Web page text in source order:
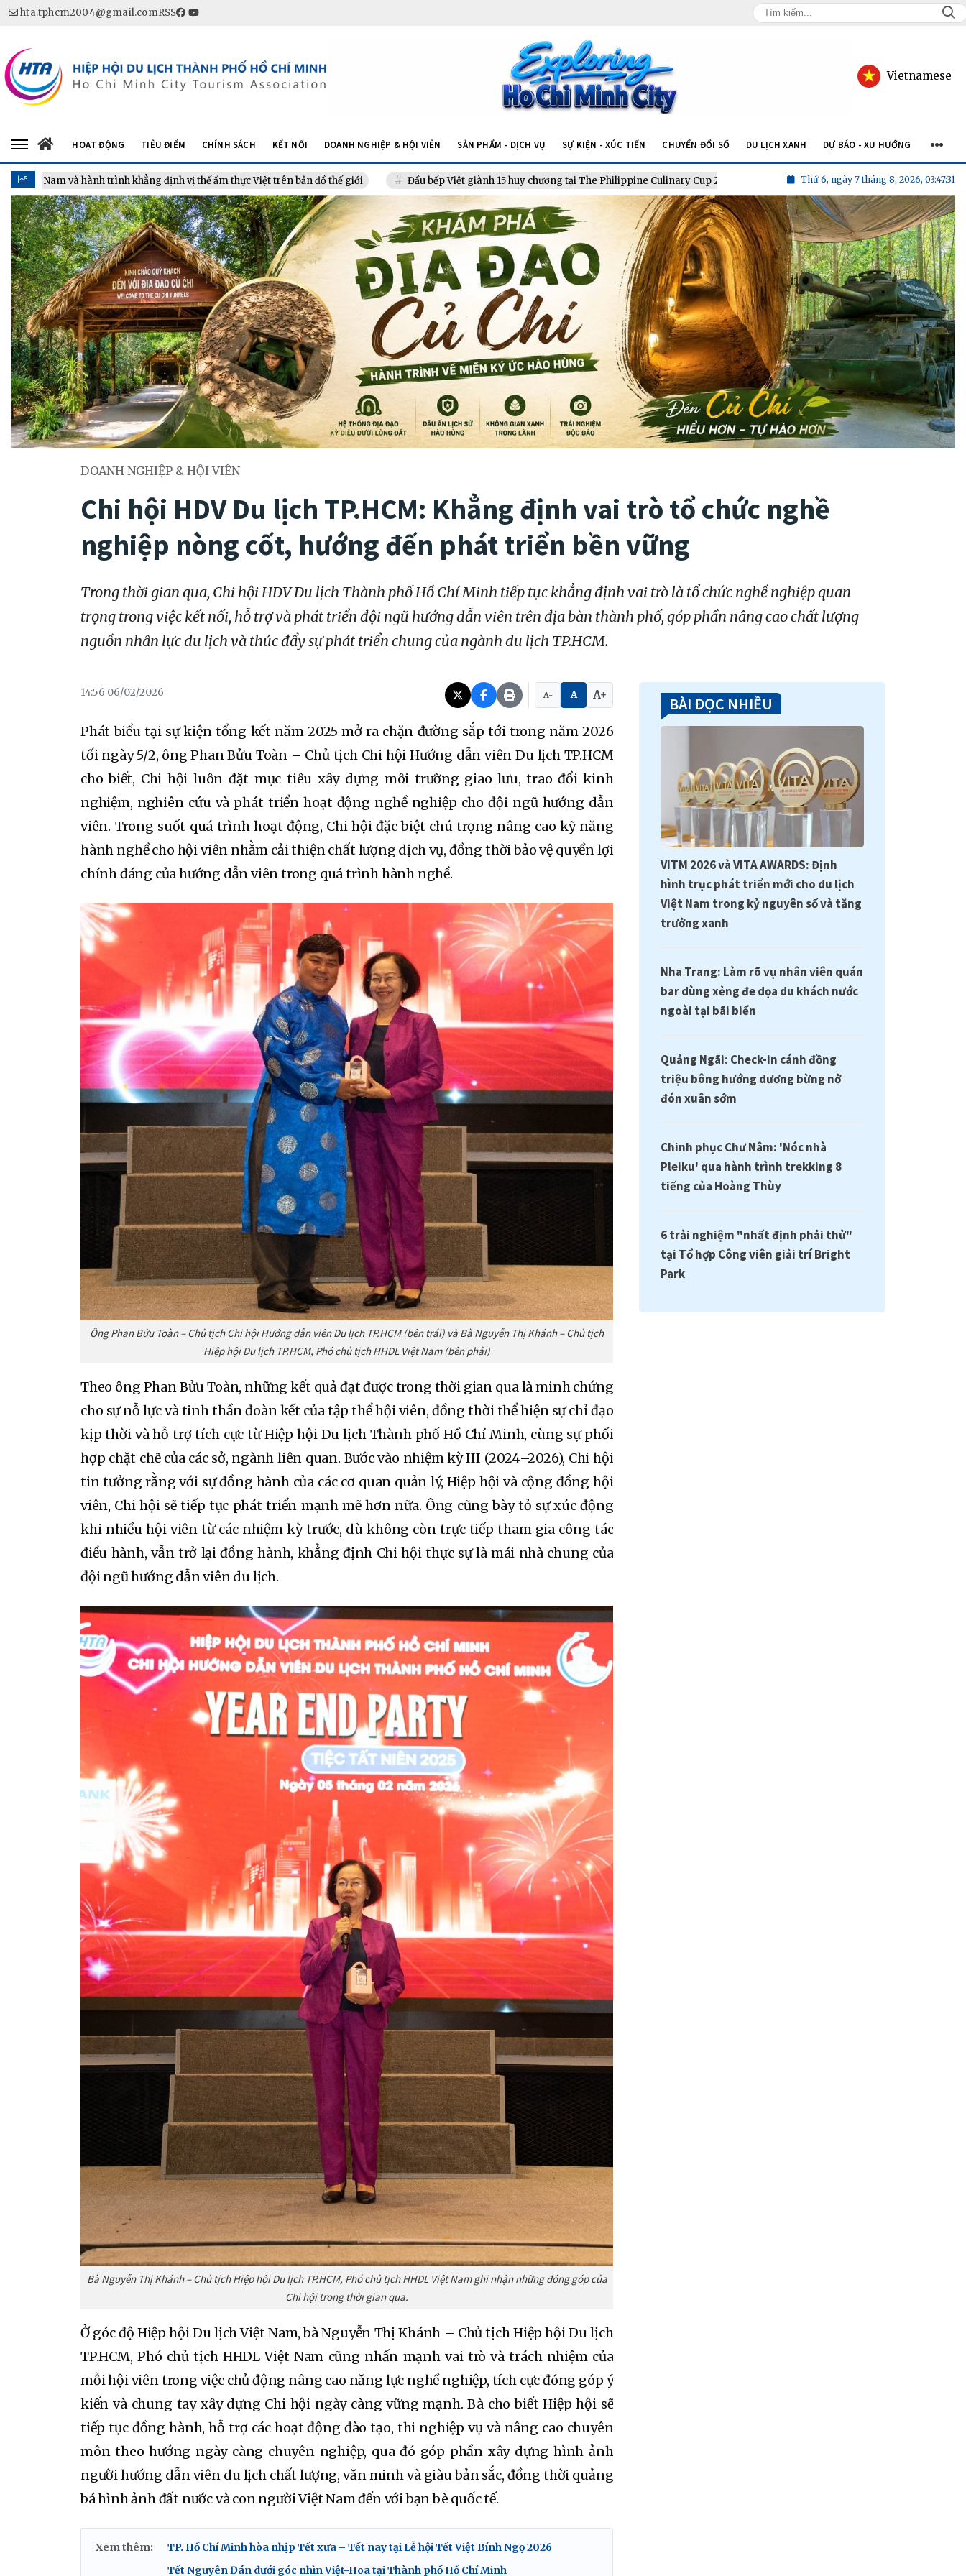
hta.tphcm2004@gmail.comRSS
Vietnamese
trình khẳng định vị thế ẩm thực Việt trên bản đồ thế giới Đầu bếp Việt giành 15 huy chương tại The Philippine Culinary Cup 2026 Chef Lê Thị Kiều Oanh: "Các đầu bếp Việt ngày càng
Thứ 6, ngày 7 tháng 8, 2026, 03:47:33
HOẠT ĐỘNG TIÊU ĐIỂM CHÍNH SÁCH KẾT NỐI DOANH NGHIỆP & HỘI VIÊN SẢN PHẨM - DỊCH VỤ SỰ KIỆN - XÚC TIẾN CHUYỂN ĐỔI SỐ DU LỊCH XANH DỰ BÁO - XU HƯỚNG
DOANH NGHIỆP & HỘI VIÊN
Chi hội HDV Du lịch TP.HCM: Khẳng định vai trò tổ chức nghề
nghiệp nòng cốt, hướng đến phát triển bền vững
Trong thời gian qua, Chi hội HDV Du lịch Thành phố Hồ Chí Minh tiếp tục khẳng định vai trò là tổ chức nghề nghiệp quan
trọng trong việc kết nối, hỗ trợ và phát triển đội ngũ hướng dẫn viên trên địa bàn thành phố, góp phần nâng cao chất lượng
nguồn nhân lực du lịch và thúc đẩy sự phát triển chung của ngành du lịch TP.HCM.
14:56 06/02/2026 A- A A+
Phát biểu tại sự kiện tổng kết năm 2025 mở ra chặn đường sắp tới trong năm 2026
tối ngày 5/2, ông Phan Bửu Toàn – Chủ tịch Chi hội Hướng dẫn viên Du lịch TP.HCM
cho biết, Chi hội luôn đặt mục tiêu xây dựng môi trường giao lưu, trao đổi kinh
nghiệm, nghiên cứu và phát triển hoạt động nghề nghiệp cho đội ngũ hướng dẫn
viên. Trong suốt quá trình hoạt động, Chi hội đặc biệt chú trọng nâng cao kỹ năng
hành nghề cho hội viên nhằm cải thiện chất lượng dịch vụ, đồng thời bảo vệ quyền lợi
chính đáng của hướng dẫn viên trong quá trình hành nghề.
Ông Phan Bửu Toàn – Chủ tịch Chi hội Hướng dẫn viên Du lịch TP.HCM (bên trái) và Bà Nguyễn Thị Khánh – Chủ tịch
Hiệp hội Du lịch TP.HCM, Phó chủ tịch HHDL Việt Nam (bên phải)
Theo ông Phan Bửu Toàn, những kết quả đạt được trong thời gian qua là minh chứng
cho sự nỗ lực và tinh thần đoàn kết của tập thể hội viên, đồng thời thể hiện sự chỉ đạo
kịp thời và hỗ trợ tích cực từ Hiệp hội Du lịch Thành phố Hồ Chí Minh, cùng sự phối
hợp chặt chẽ của các sở, ngành liên quan. Bước vào nhiệm kỳ III (2024–2026), Chi hội
tin tưởng rằng với sự đồng hành của các cơ quan quản lý, Hiệp hội và cộng đồng hội
viên, Chi hội sẽ tiếp tục phát triển mạnh mẽ hơn nữa. Ông cũng bày tỏ sự xúc động
khi nhiều hội viên từ các nhiệm kỳ trước, dù không còn trực tiếp tham gia công tác
điều hành, vẫn trở lại đồng hành, khẳng định Chi hội thực sự là mái nhà chung của
đội ngũ hướng dẫn viên du lịch.
Bà Nguyễn Thị Khánh – Chủ tịch Hiệp hội Du lịch TP.HCM, Phó chủ tịch HHDL Việt Nam ghi nhận những đóng góp của
Chi hội trong thời gian qua.
Ở góc độ Hiệp hội Du lịch Việt Nam, bà Nguyễn Thị Khánh – Chủ tịch Hiệp hội Du lịch
TP.HCM, Phó chủ tịch HHDL Việt Nam cũng nhấn mạnh vai trò và trách nhiệm của
mỗi hội viên trong việc chủ động nâng cao năng lực nghề nghiệp, tích cực đóng góp ý
kiến và chung tay xây dựng Chi hội ngày càng vững mạnh. Bà cho biết Hiệp hội sẽ
tiếp tục đồng hành, hỗ trợ các hoạt động đào tạo, thi nghiệp vụ và nâng cao chuyên
môn theo hướng ngày càng chuyên nghiệp, qua đó góp phần xây dựng hình ảnh
người hướng dẫn viên du lịch chất lượng, văn minh và giàu bản sắc, đồng thời quảng
bá hình ảnh đất nước và con người Việt Nam đến với bạn bè quốc tế.
Xem thêm:
TP. Hồ Chí Minh hòa nhịp Tết xưa – Tết nay tại Lễ hội Tết Việt Bính Ngọ 2026
Tết Nguyên Đán dưới góc nhìn Việt-Hoa tại Thành phố Hồ Chí Minh
BÀI ĐỌC NHIỀU
VITM 2026 và VITA AWARDS: Định
hình trục phát triển mới cho du lịch
Việt Nam trong kỷ nguyên số và tăng
trưởng xanh
Nha Trang: Làm rõ vụ nhân viên quán
bar dùng xẻng đe dọa du khách nước
ngoài tại bãi biển
Quảng Ngãi: Check-in cánh đồng
triệu bông hướng dương bừng nở
đón xuân sớm
Chinh phục Chư Nâm: 'Nóc nhà
Pleiku' qua hành trình trekking 8
tiếng của Hoàng Thùy
6 trải nghiệm "nhất định phải thử"
tại Tổ hợp Công viên giải trí Bright
Park